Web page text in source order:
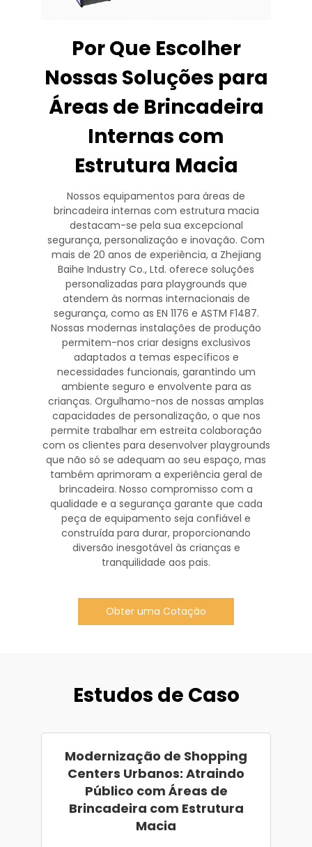
Por Que Escolher
Nossas Soluções para
Áreas de Brincadeira
Internas com
Estrutura Macia
Nossos equipamentos para áreas de
brincadeira internas com estrutura macia
destacam-se pela sua excepcional
segurança, personalização e inovação. Com
mais de 20 anos de experiência, a Zhejiang
Baihe Industry Co., Ltd. oferece soluções
personalizadas para playgrounds que
atendem às normas internacionais de
segurança, como as EN 1176 e ASTM F1487.
Nossas modernas instalações de produção
permitem-nos criar designs exclusivos
adaptados a temas específicos e
necessidades funcionais, garantindo um
ambiente seguro e envolvente para as
crianças. Orgulhamo-nos de nossas amplas
capacidades de personalização, o que nos
permite trabalhar em estreita colaboração
com os clientes para desenvolver playgrounds
que não só se adequam ao seu espaço, mas
também aprimoram a experiência geral de
brincadeira. Nosso compromisso com a
qualidade e a segurança garante que cada
peça de equipamento seja confiável e
construída para durar, proporcionando
diversão inesgotável às crianças e
tranquilidade aos pais.
Obter uma Cotação
Estudos de Caso
Modernização de Shopping
Centers Urbanos: Atraindo
Público com Áreas de
Brincadeira com Estrutura
Macia